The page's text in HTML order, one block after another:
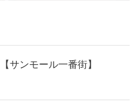
サンモール一番街】